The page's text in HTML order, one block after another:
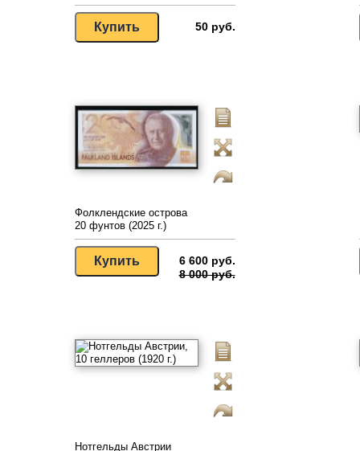
50 руб.
Фолклендские острова
20 фунтов (2025 г.)
6 600 руб.
8 000 руб.
Нотгельды Австрии